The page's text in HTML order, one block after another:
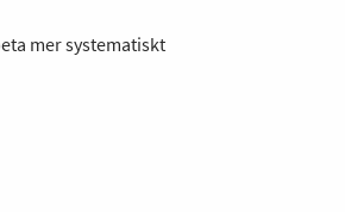
mer systematiskt